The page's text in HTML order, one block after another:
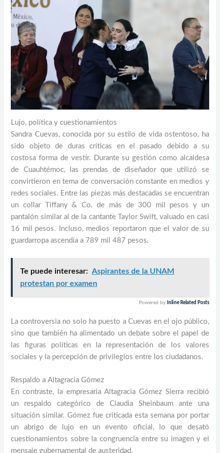
Lujo, política y cuestionamientos
Sandra Cuevas, conocida por su estilo de vida ostentoso, ha
sido objeto de duras críticas en el pasado debido a su
costosa forma de vestir. Durante su gestión como alcaldesa
de Cuauhtémoc, las prendas de diseñador que utilizó se
convirtieron en tema de conversación constante en medios y
redes sociales. Entre las piezas más destacadas se encuentran
un collar Tiffany & Co. de más de 300 mil pesos y un
pantalón similar al de la cantante Taylor Swift, valuado en casi
16 mil pesos. Incluso, medios reportaron que el valor de su
guardarropa ascendía a 789 mil 487 pesos.
Te puede interesar: Aspirantes de la UNAM
protestan por examen
Powered by Inline Related Posts
La controversia no solo ha puesto a Cuevas en el ojo público,
sino que también ha alimentado un debate sobre el papel de
las figuras políticas en la representación de los valores
sociales y la percepción de privilegios entre los ciudadanos.
Respaldo a Altagracia Gómez
En contraste, la empresaria Altagracia Gómez Sierra recibió
un respaldo categórico de Claudia Sheinbaum ante una
situación similar. Gómez fue criticada esta semana por portar
un abrigo de lujo en un evento oficial, lo que desató
cuestionamientos sobre la congruencia entre su imagen y el
mensaje gubernamental de austeridad.